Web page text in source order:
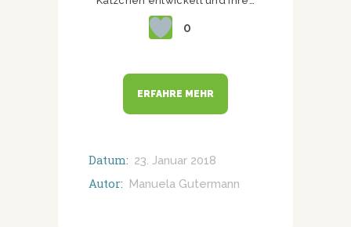
0
ERFAHRE MEHR
Datum: 23. Januar 2018
Autor: Manuela Gutermann